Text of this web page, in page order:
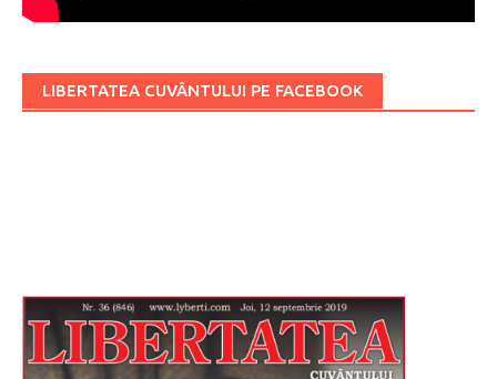
LIBERTATEA CUVÂNTULUI PE FACEBOOK